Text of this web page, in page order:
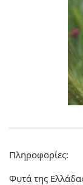
Πληροφορίες:
Φυτά της